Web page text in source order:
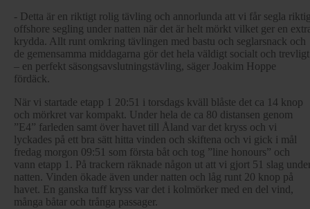
- Detta är en riktigt rolig tävling och annorlunda att vi får segla
offshore segling under natten när det är helt mörkt vilket ger en
krydda. Allt runt omkring tävlingen med bastu och seglarsnack och
de gemensamma middagarna gör det hela väldigt socialt och trevligt
– en perfekt säsongsavslutningstävling, säger Joakim Hoppe
fördäck.
När vi startade etapp 1 20:51 i torsdags kväll blåste det ca 14 knop
och mörkret var kompakt. Under hela de ca 80 distansen genom
”E4” farleden samt över havet till Åland var det kryss och vi
lyckades på ett bra sätt hitta vinden och skiftena och vi gick i mål
fredag morgon 09:51 som första båt och tog ”line honours” och
vann etapp 1. På trackern räknade någon ut att vi gjort 51 slag
natten. Vinden ökade även under natten och låg runt 20 knop på
havet. En ganska tuff kryss var det i kolmörker med en del vind,
många båtar och trånga passager.